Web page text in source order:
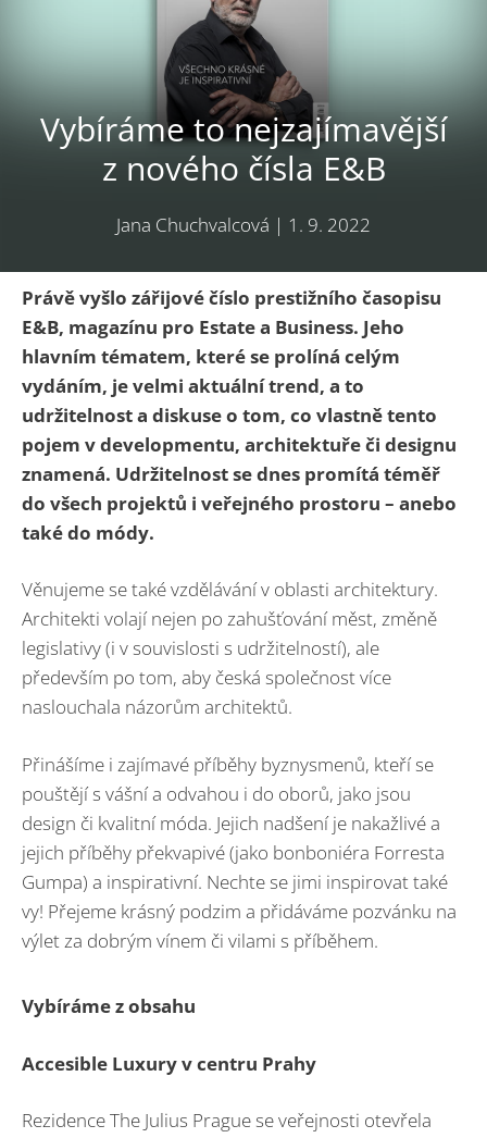
Vybíráme to nejzajímavější
z nového čísla E&B
Jana Chuchvalcová | 1. 9. 2022
Právě vyšlo zářijové číslo prestižního časopisu
E&B, magazínu pro Estate a Business. Jeho
hlavním tématem, které se prolíná celým
vydáním, je velmi aktuální trend, a to
udržitelnost a diskuse o tom, co vlastně tento
pojem v developmentu, architektuře či designu
znamená. Udržitelnost se dnes promítá téměř
do všech projektů i veřejného prostoru – anebo
také do módy.
Věnujeme se také vzdělávání v oblasti architektury.
Architekti volají nejen po zahušťování měst, změně
legislativy (i v souvislosti s udržitelností), ale
především po tom, aby česká společnost více
naslouchala názorům architektů.
Přinášíme i zajímavé příběhy byznysmenů, kteří se
pouštějí s vášní a odvahou i do oborů, jako jsou
design či kvalitní móda. Jejich nadšení je nakažlivé a
jejich příběhy překvapivé (jako bonboniéra Forresta
Gumpa) a inspirativní. Nechte se jimi inspirovat také
vy! Přejeme krásný podzim a přidáváme pozvánku na
výlet za dobrým vínem či vilami s příběhem.
Vybíráme z obsahu
Accesible Luxury v centru Prahy
Rezidence The Julius Prague se veřejnosti otevřela